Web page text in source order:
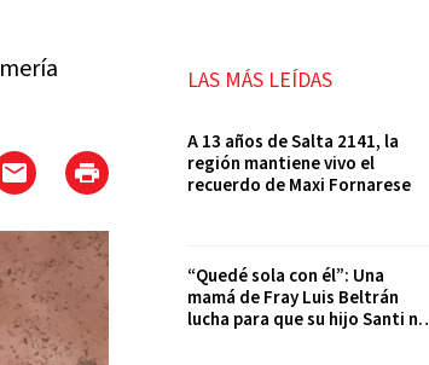
LAS MÁS LEÍDAS
A 13 años de Salta 2141, la
región mantiene vivo el
recuerdo de Maxi Fornarese
“Quedé sola con él”: Una
mamá de Fray Luis Beltrán
lucha para que su hijo Santi no